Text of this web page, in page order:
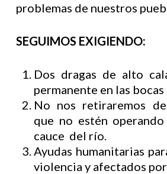
problemas de nuestros
SEGUIMOS EXIGIENDO:
Dos dragas de alto
permanente en las
No nos retiraremos
que no estén
cauce del río.
Ayudas humanitarias
violencia y afectados